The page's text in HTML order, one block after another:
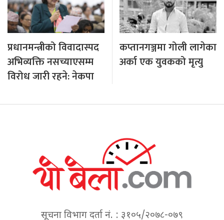
प्रधानमन्त्रीको विवादास्पद
अभिव्यक्ति नसच्याएसम्म
विरोध जारी रहने: नेकपा
कप्तानगञ्जमा गोली लागेका
अर्का एक युवकको मृत्यु
सूचना विभाग दर्ता नं. : ३१०५/२०७८-०७९